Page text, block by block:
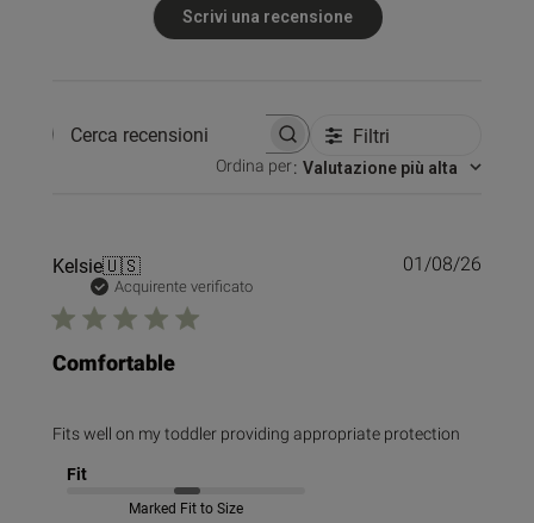
Scrivi una recensione
Cerca recensioni Filtri
Ordina per: Valutazione più alta
Kelsie🇺🇸
Acquirente verificato
Comfortable
Fits well on my toddler providing appropriate protection
Fit
Marked Fit to Size
01/08/26